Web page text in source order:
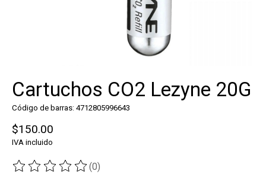
Cartuchos CO2 Lezyne 20G
Código de barras: 4712805996643
$150.00
IVA incluido
The rating of this product is
(0)